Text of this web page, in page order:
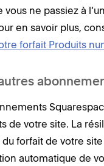
vous ne passiez à
en savoir plus,
forfait Produits
de votre site. La
forfait de votre
automatique de